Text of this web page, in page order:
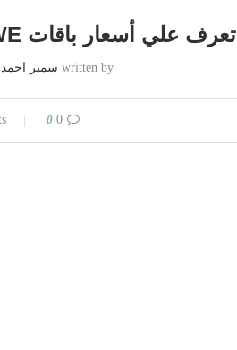
تعرف علي أسعار باقات WE للإنترنت المنزلي بالضريبة 2024
written by سمير احمد
0 comments
0